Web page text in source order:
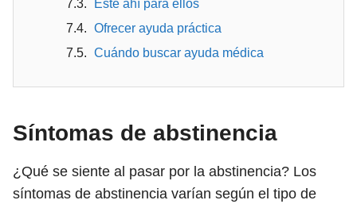
Esté ahí para ellos
Ofrecer ayuda práctica
Cuándo buscar ayuda médica
Síntomas de abstinencia
¿Qué se siente al pasar por la abstinencia? Los
síntomas de abstinencia varían según el tipo de